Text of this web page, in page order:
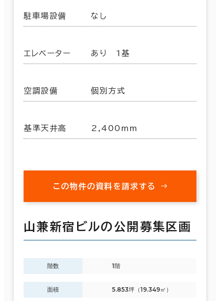
駐車場設備 なし
エレベーター あり 1基
空調設備 個別方式
基準天井高 2,400mm
この物件の資料を請求する
山兼新宿ビルの公開募集区画
階数 1階
面積 5.853坪（19.349㎡）